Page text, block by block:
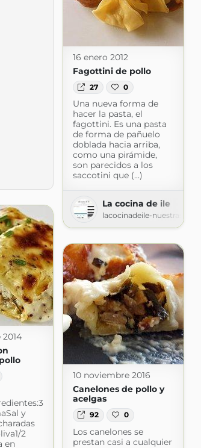
16 enero 2012
Fagottini de pollo
27 0
Una nueva forma de
hacer la pasta, el
fagottini. Es una pasta
de forma de pañuelo
doblada hacia arriba,
como una pirámide,
son parecidos a los
saccotini que (...)
La cocina de ile
lacocinadeile-
y
2
en
10 noviembre 2016
Canelones de pollo y
acelgas
92 0
Los canelones se
prestan casi a cualquier